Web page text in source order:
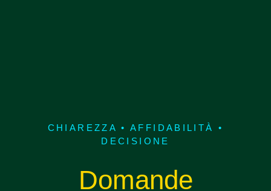
CHIAREZZA • AFFIDABILITÀ •
DECISIONE
Domande